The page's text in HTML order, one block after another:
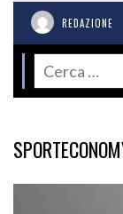
REDAZIONE